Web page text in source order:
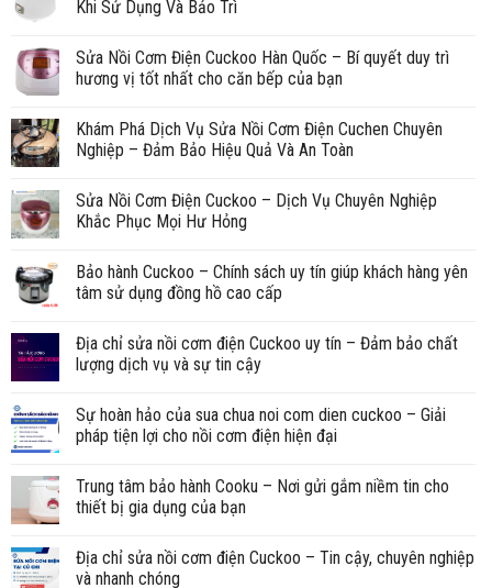
Khi Sử Dụng Và Bảo Trì
Sửa Nồi Cơm Điện Cuckoo Hàn Quốc – Bí quyết duy trì
hương vị tốt nhất cho căn bếp của bạn
Khám Phá Dịch Vụ Sửa Nồi Cơm Điện Cuchen Chuyên
Nghiệp – Đảm Bảo Hiệu Quả Và An Toàn
Sửa Nồi Cơm Điện Cuckoo – Dịch Vụ Chuyên Nghiệp
Khắc Phục Mọi Hư Hỏng
Bảo hành Cuckoo – Chính sách uy tín giúp khách hàng yên
tâm sử dụng đồng hồ cao cấp
Địa chỉ sửa nồi cơm điện Cuckoo uy tín – Đảm bảo chất
lượng dịch vụ và sự tin cậy
Sự hoàn hảo của sua chua noi com dien cuckoo – Giải
pháp tiện lợi cho nồi cơm điện hiện đại
Trung tâm bảo hành Cooku – Nơi gửi gắm niềm tin cho
thiết bị gia dụng của bạn
Địa chỉ sửa nồi cơm điện Cuckoo – Tin cậy, chuyên nghiệp
và nhanh chóng